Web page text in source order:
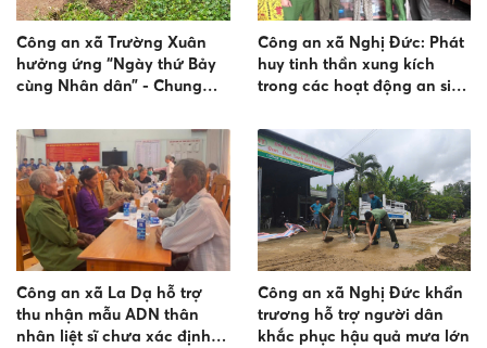
Công an xã Trường Xuân
hưởng ứng “Ngày thứ Bảy
cùng Nhân dân” - Chung
thông cống rãnh tại bon Ta
Mung
Công an xã Nghị Đức: Phát
huy tinh thần xung kích
trong các hoạt động an sinh
Công an xã La Dạ hỗ trợ
thu nhận mẫu ADN thân
nhân liệt sĩ chưa xác định
Công an xã Nghị Đức khẩn
trương hỗ trợ người dân
khắc phục hậu quả mưa lớn